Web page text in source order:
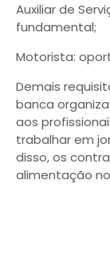
Auxiliar de
fundamental;
Motorista:
Demais
banca
aos
trabalhar em
disso, os
alimentação no